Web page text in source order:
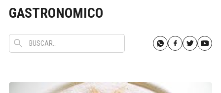
GASTRONOMICO